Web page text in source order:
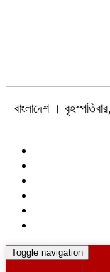
বাংলাদেশ ।
Toggle navigation